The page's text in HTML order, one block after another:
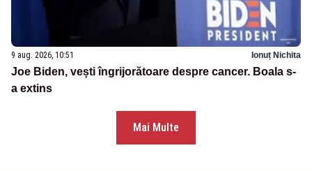
9 aug. 2026, 10:51 Ionuț Nichita
Joe Biden, vești îngrijorătoare despre cancer. Boala s-
a extins
Mai Multe